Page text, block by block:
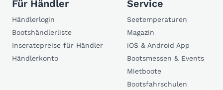
Für Händler
Händlerlogin
Bootshändlerliste
Inseratepreise für Händler
Händlerkonto
Service
Seetemperaturen
Magazin
iOS & Android App
Bootsmessen & Events
Mietboote
Bootsfahrschulen